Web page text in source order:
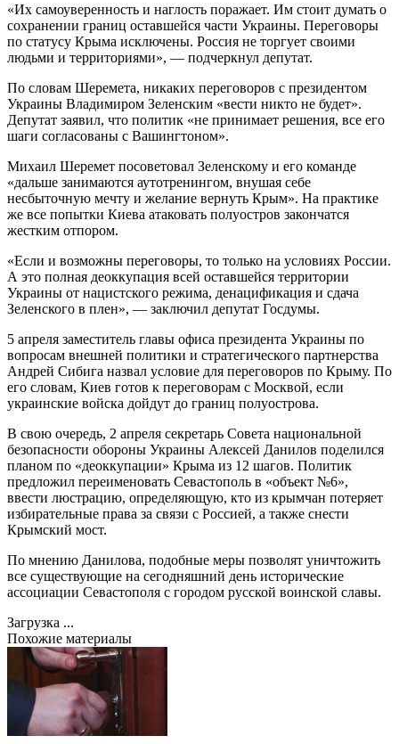
«Их самоуверенность и наглость поражает. Им стоит думать о
сохранении границ оставшейся части Украины. Переговоры
по статусу Крыма исключены. Россия не торгует своими
людьми и территориями», — подчеркнул депутат.
По словам Шеремета, никаких переговоров с президентом
Украины Владимиром Зеленским «вести никто не будет».
Депутат заявил, что политик «не принимает решения, все его
шаги согласованы с Вашингтоном».
Михаил Шеремет посоветовал Зеленскому и его команде
«дальше занимаются аутотренингом, внушая себе
несбыточную мечту и желание вернуть Крым». На практике
же все попытки Киева атаковать полуостров закончатся
жестким отпором.
«Если и возможны переговоры, то только на условиях России.
А это полная деоккупация всей оставшейся территории
Украины от нацистского режима, денацификация и сдача
Зеленского в плен», — заключил депутат Госдумы.
5 апреля заместитель главы офиса президента Украины по
вопросам внешней политики и стратегического партнерства
Андрей Сибига назвал условие для переговоров по Крыму. По
его словам, Киев готов к переговорам с Москвой, если
украинские войска дойдут до границ полуострова.
В свою очередь, 2 апреля секретарь Совета национальной
безопасности обороны Украины Алексей Данилов поделился
планом по «деоккупации» Крыма из 12 шагов. Политик
предложил переименовать Севастополь в «объект №6»,
ввести люстрацию, определяющую, кто из крымчан потеряет
избирательные права за связи с Россией, а также снести
Крымский мост.
По мнению Данилова, подобные меры позволят уничтожить
все существующие на сегодняшний день исторические
ассоциации Севастополя с городом русской воинской славы.
Загрузка ...
Похожие материалы